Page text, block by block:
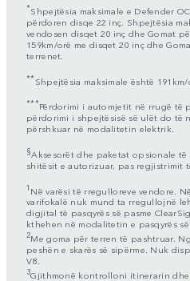
*Shpejtësia maksimale e Defender
përdoren disqe 22 inç. Shpejtësia
vendosen disqet 20 inç dhe Gomat
159km/orë me disqet 20 inç dhe
terrenet.
**Shpejtësia maksimale është
***Përdorimi i automjetit në rrugë të
përdorimi i shpejtësisë së ulët do të
përshkuar në modalitetin elektrik.
§Aksesorët dhe paketat opsionale të
shitësit e autorizuar, pas regjistrimit
1 Në varësi të rregulloreve vendore.
varifokalë nuk mund ta rregullojnë
digjital të pasqyrës së pasme
kthehen në modalitetin e pasqyrës së
2Me goma për terren të pashtruar.
peshën e skarës së sipërme. Nuk
V8.
3Gjithmonë kontrolloni itinerarin